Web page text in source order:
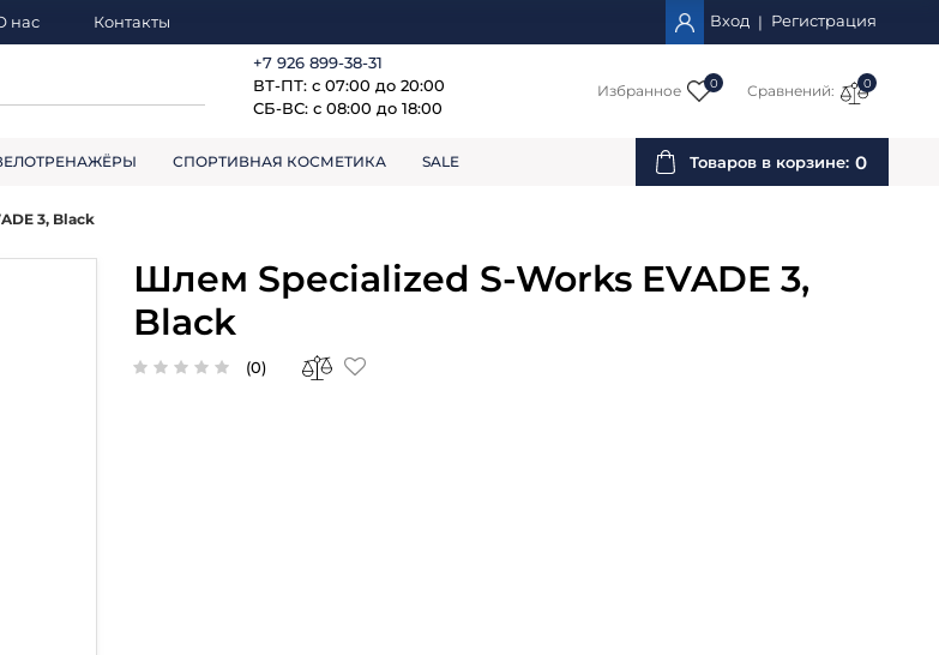
нас Контакты Вход | Регистрация
+7 926 899-38-31
ВТ-ПТ: с 07:00 до 20:00
СБ-ВС: с 08:00 до 18:00
Избранное 0 Сравнений: 0
СПОРТИВНАЯ КОСМЕТИКА SALE Товаров в корзине: 0
3, Black
Шлем Specialized S-Works EVADE 3,
Black
(0)